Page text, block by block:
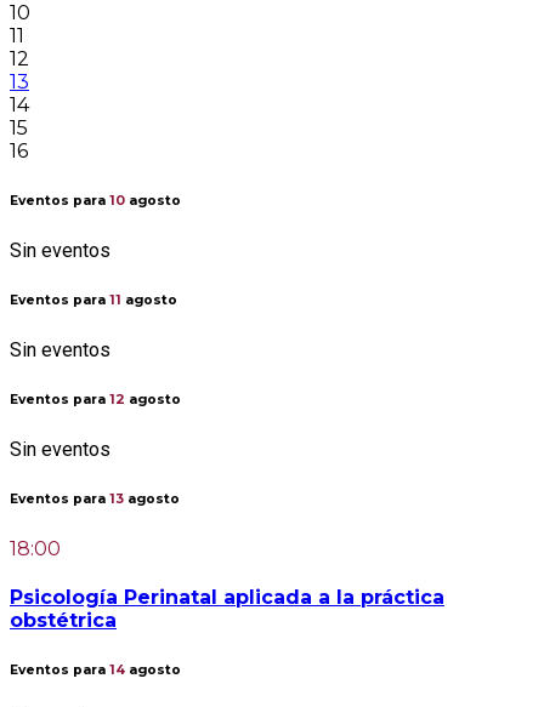
10
11
12
13
14
15
16
Eventos para 10 agosto
Sin eventos
Eventos para 11 agosto
Sin eventos
Eventos para 12 agosto
Sin eventos
Eventos para 13 agosto
18:00
Psicología Perinatal aplicada a la práctica
obstétrica
Eventos para 14 agosto